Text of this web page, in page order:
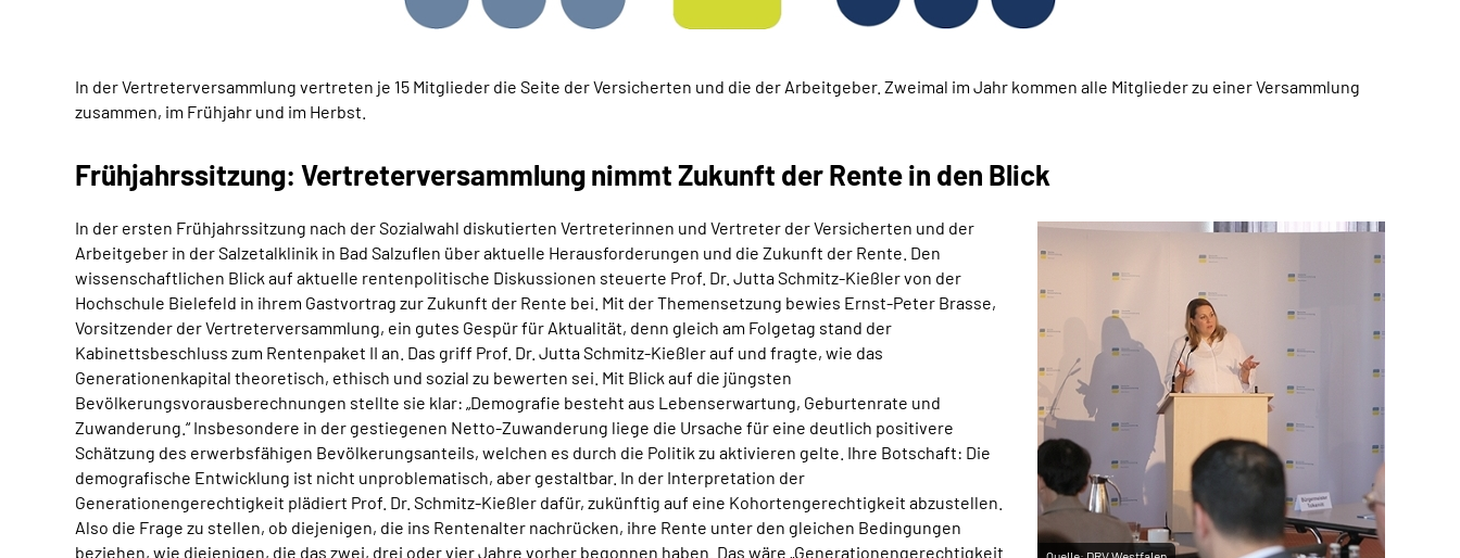
In der Vertreterversammlung vertreten je 15 Mitglieder die Seite der Versicherten und die der Arbeitgeber. Zweimal im Jahr kommen alle Mitglieder zu einer Versammlung
zusammen, im Frühjahr und im Herbst.
Frühjahrssitzung: Vertreterversammlung nimmt Zukunft der Rente in den Blick
In der ersten Frühjahrssitzung nach der Sozialwahl diskutierten Vertreterinnen und Vertreter der Versicherten und der
Arbeitgeber in der Salzetalklinik in Bad Salzuflen über aktuelle Herausforderungen und die Zukunft der Rente. Den
wissenschaftlichen Blick auf aktuelle rentenpolitische Diskussionen steuerte Prof. Dr. Jutta Schmitz-Kießler von der
Hochschule Bielefeld in ihrem Gastvortrag zur Zukunft der Rente bei. Mit der Themensetzung bewies Ernst-Peter Brasse,
Vorsitzender der Vertreterversammlung, ein gutes Gespür für Aktualität, denn gleich am Folgetag stand der
Kabinettsbeschluss zum Rentenpaket II an. Das griff Prof. Dr. Jutta Schmitz-Kießler auf und fragte, wie das
Generationenkapital theoretisch, ethisch und sozial zu bewerten sei. Mit Blick auf die jüngsten
Bevölkerungsvorausberechnungen stellte sie klar: „Demografie besteht aus Lebenserwartung, Geburtenrate und
Zuwanderung.“ Insbesondere in der gestiegenen Netto-Zuwanderung liege die Ursache für eine deutlich positivere
Schätzung des erwerbsfähigen Bevölkerungsanteils, welchen es durch die Politik zu aktivieren gelte. Ihre Botschaft: Die
demografische Entwicklung ist nicht unproblematisch, aber gestaltbar. In der Interpretation der
Generationengerechtigkeit plädiert Prof. Dr. Schmitz-Kießler dafür, zukünftig auf eine Kohortengerechtigkeit abzustellen.
Also die Frage zu stellen, ob diejenigen, die ins Rentenalter nachrücken, ihre Rente unter den gleichen Bedingungen
beziehen, wie diejenigen, die das zwei, drei oder vier Jahre vorher begonnen haben. Das wäre „Generationengerechtigkeit